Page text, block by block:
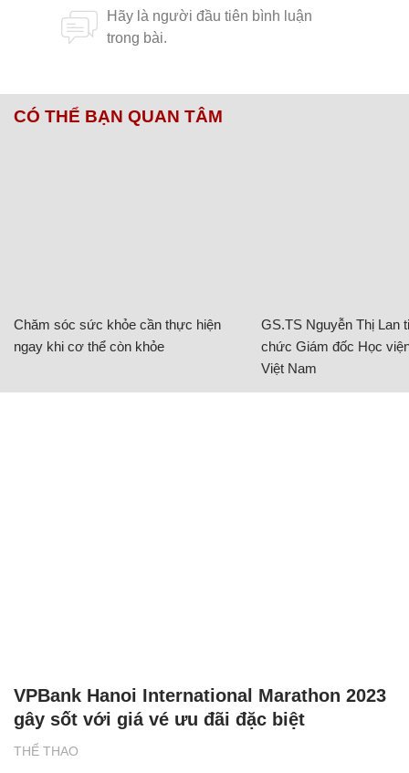
CÓ THỂ BẠN QUAN TÂM
Chăm sóc sức khỏe cần thực hiện
ngay khi cơ thể còn khỏe
GS.TS Nguyễn Thị Lan
chức Giám đốc Học
Việt Nam
THỂ THAO
VPBank Hanoi International Marathon 2023
gây sốt với giá vé ưu đãi đặc biệt